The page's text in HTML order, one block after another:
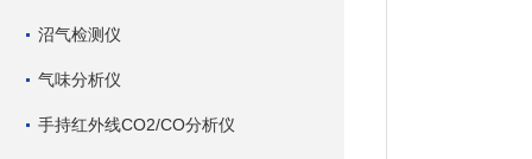
沼气检测仪
气味分析仪
手持红外线CO2/CO分析仪